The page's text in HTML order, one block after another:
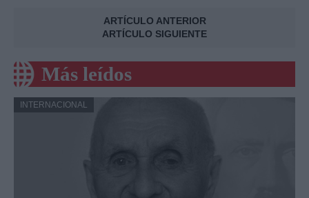
ARTÍCULO ANTERIOR
ARTÍCULO SIGUIENTE
Más leídos
INTERNACIONAL